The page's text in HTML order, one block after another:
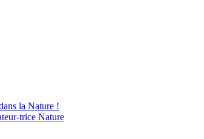
la Nature !
trice Nature